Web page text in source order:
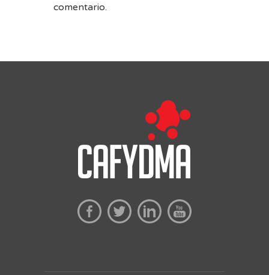
comentario.